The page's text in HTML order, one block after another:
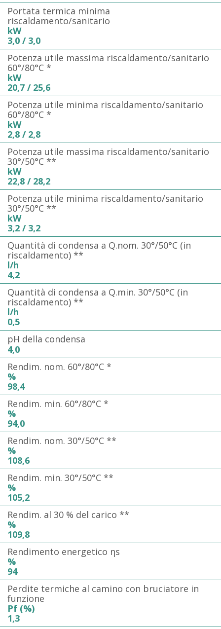
Portata termica minima
riscaldamento/sanitario
kW
3,0 / 3,0
Potenza utile massima riscaldamento/sanitario
60°/80°C *
kW
20,7 / 25,6
Potenza utile minima riscaldamento/sanitario
60°/80°C *
kW
2,8 / 2,8
Potenza utile massima riscaldamento/sanitario
30°/50°C **
kW
22,8 / 28,2
Potenza utile minima riscaldamento/sanitario
30°/50°C **
kW
3,2 / 3,2
Quantità di condensa a Q.nom. 30°/50°C (in
riscaldamento) **
l/h
4,2
Quantità di condensa a Q.min. 30°/50°C (in
riscaldamento) **
l/h
0,5
pH della condensa
4,0
Rendim. nom. 60°/80°C *
%
98,4
Rendim. min. 60°/80°C *
%
94,0
Rendim. nom. 30°/50°C **
%
108,6
Rendim. min. 30°/50°C **
%
105,2
Rendim. al 30 % del carico **
%
109,8
Rendimento energetico ηs
%
94
Perdite termiche al camino con bruciatore in
funzione
Pf (%)
1,3